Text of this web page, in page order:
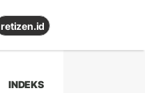
retizen.id
INDEKS